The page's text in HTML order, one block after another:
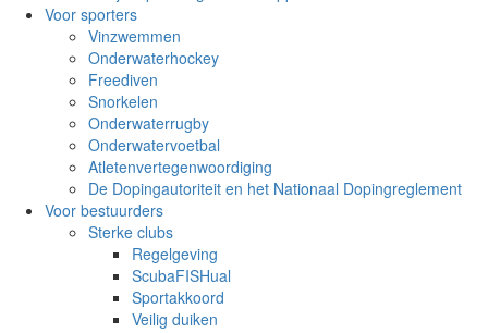
Voor sporters
Vinzwemmen
Onderwaterhockey
Freediven
Snorkelen
Onderwaterrugby
Onderwatervoetbal
Atletenvertegenwoordiging
De Dopingautoriteit en het Nationaal Dopingreglement
Voor bestuurders
Sterke clubs
Regelgeving
ScubaFISHual
Sportakkoord
Veilig duiken